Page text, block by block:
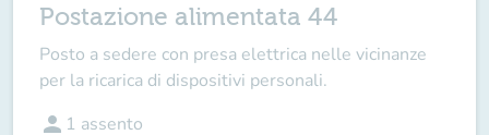
Postazione alimentata 44
Posto a sedere con presa elettrica nelle vicinanze
per la ricarica di dispositivi personali.
person 1 assento